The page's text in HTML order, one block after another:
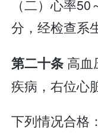
（二）心率
分，经检查系
第二十条 高血
疾病，右位心
下列情况合格：